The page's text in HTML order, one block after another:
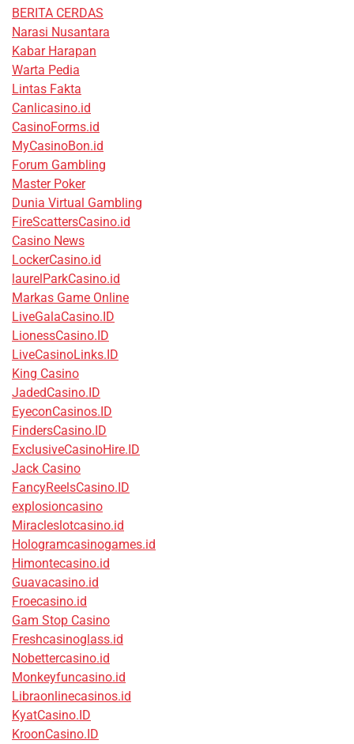
BERITA CERDAS
Narasi Nusantara
Kabar Harapan
Warta Pedia
Lintas Fakta
Canlicasino.id
CasinoForms.id
MyCasinoBon.id
Forum Gambling
Master Poker
Dunia Virtual Gambling
FireScattersCasino.id
Casino News
LockerCasino.id
laurelParkCasino.id
Markas Game Online
LiveGalaCasino.ID
LionessCasino.ID
LiveCasinoLinks.ID
King Casino
JadedCasino.ID
EyeconCasinos.ID
FindersCasino.ID
ExclusiveCasinoHire.ID
Jack Casino
FancyReelsCasino.ID
explosioncasino
Miracleslotcasino.id
Hologramcasinogames.id
Himontecasino.id
Guavacasino.id
Froecasino.id
Gam Stop Casino
Freshcasinoglass.id
Nobettercasino.id
Monkeyfuncasino.id
Libraonlinecasinos.id
KyatCasino.ID
KroonCasino.ID